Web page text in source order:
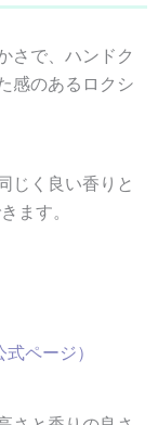
さで、ハンドク
感のあるロクシ
じく良い香りと
ます。
ページ）